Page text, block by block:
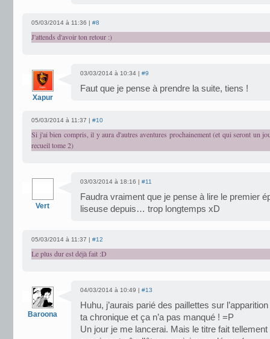
05/03/2014 à 11:36 | #8
J'attends d'avoir ton retour :)
Xapur
03/03/2014 à 10:34 | #9
Faut que je pense à prendre la suite, tiens !
05/03/2014 à 11:37 | #10
Si j'ai bien compris, il y aura d'autres aventures prochainement (et qui seront un
recueil tome 2)
Vert
03/03/2014 à 18:16 | #11
Faudra vraiment que je pense à lire le premier
liseuse depuis… trop longtemps xD
05/03/2014 à 11:37 | #12
Le plus dur est déjà fait :D
Baroona
04/03/2014 à 10:49 | #13
Huhu, j’aurais parié des paillettes sur
ta chronique et ça n’a pas manqué ! =P
Un jour je me lancerai. Mais le titre fait